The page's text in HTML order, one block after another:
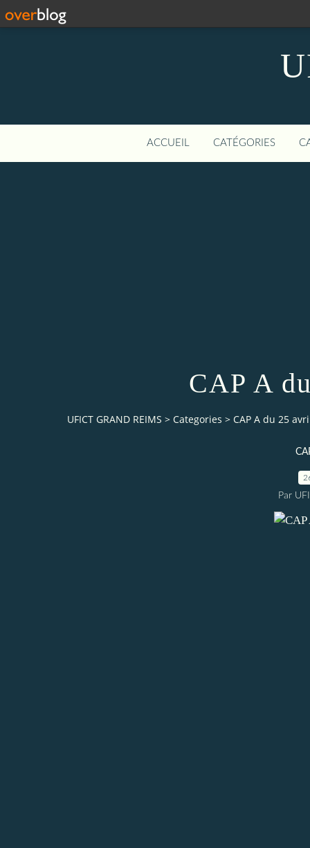
ACCUEIL CATÉGORIES
CAP A
UFICT GRAND REIMS > Categories > CAP A du 25
Par